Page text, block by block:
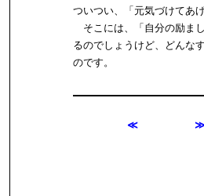
ついつい、「元気づけてあ
そこには、「自分の励ま
るのでしょうけど、どんな
のです。
≪